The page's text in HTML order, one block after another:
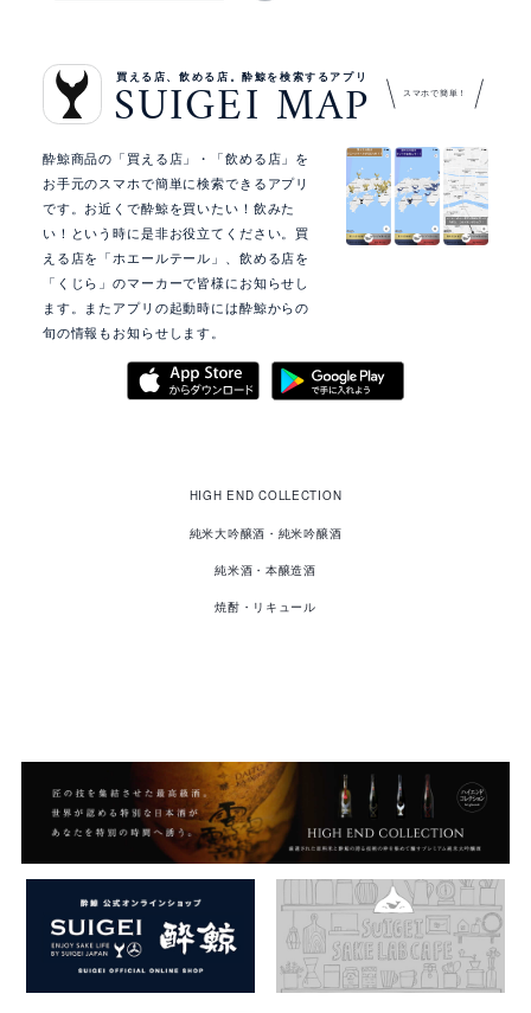
買える店、飲める店。酔鯨を検索するアプリ
SUIGEI MAP スマホで簡単！
酔鯨商品の「買える店」・「飲める店」を
お手元のスマホで簡単に検索できるアプリ
です。お近くで酔鯨を買いたい！飲みた
い！という時に是非お役立てください。買
える店を「ホエールテール」、飲める店を
「くじら」のマーカーで皆様にお知らせし
ます。またアプリの起動時には酔鯨からの
旬の情報もお知らせします。
HIGH END COLLECTION
純米大吟醸酒・純米吟醸酒
純米酒・本醸造酒
焼酎・リキュール